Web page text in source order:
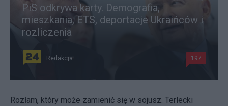
PiS odkrywa karty. Demografia,
mieszkania, ETS, deportacje Ukraińców i
rozliczenia
Redakcja 197
Rozłam, który może zamienić się w sojusz. Terlecki